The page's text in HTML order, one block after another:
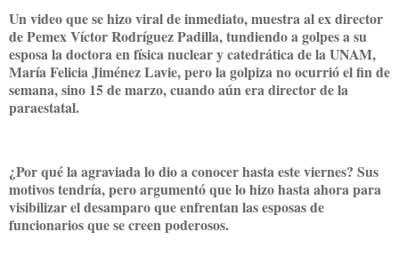
Un video que se hizo viral de inmediato, muestra al ex director
de Pemex Víctor Rodríguez Padilla, tundiendo a golpes a su
esposa la doctora en física nuclear y catedrática de la UNAM,
María Felicia Jiménez Lavie, pero la golpiza no ocurrió el fin de
semana, sino 15 de marzo, cuando aún era director de la
paraestatal.
¿Por qué la agraviada lo dio a conocer hasta este viernes? Sus
motivos tendría, pero argumentó que lo hizo hasta ahora para
visibilizar el desamparo que enfrentan las esposas de
funcionarios que se creen poderosos.